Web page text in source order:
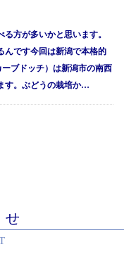
方が多いかと思います。
んです今回は新潟で本格的
ブドッチ）は新潟市の南西
す。ぶどうの栽培か…